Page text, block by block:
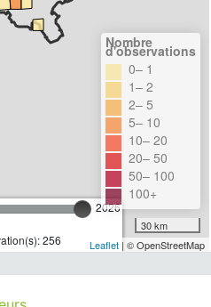
2026
256
Nombre
d'observations
0– 1
1– 2
2– 5
5– 10
10– 20
20– 50
50– 100
100+
30 km
Leaflet| © OpenStreetMap